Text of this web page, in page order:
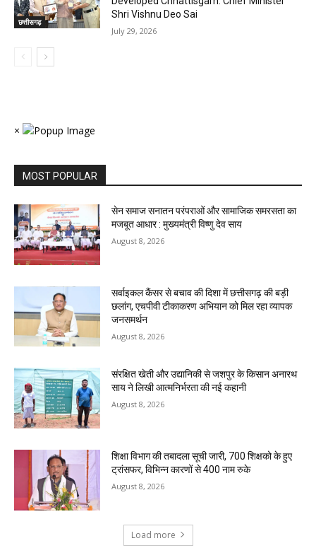
छत्तीसगढ़
Shri Vishnu Deo Sai
July 29, 2026
×
MOST POPULAR
सेन समाज सनातन परंपराओं और सामाजिक समरसता का
मजबूत आधार : मुख्यमंत्री विष्णु देव साय
August 8, 2026
सर्वाइकल कैंसर से बचाव की दिशा में छत्तीसगढ़ की बड़ी
छलांग, एचपीवी टीकाकरण अभियान को मिल रहा व्यापक
जनसमर्थन
August 8, 2026
संरक्षित खेती और उद्यानिकी से जशपुर के किसान अनारथ
साय ने लिखी आत्मनिर्भरता की नई कहानी
August 8, 2026
शिक्षा विभाग की तबादला सूची जारी, 700 शिक्षको के हुए
ट्रांसफर, विभिन्न कारणों से 400 नाम रुके
August 8, 2026
Load more